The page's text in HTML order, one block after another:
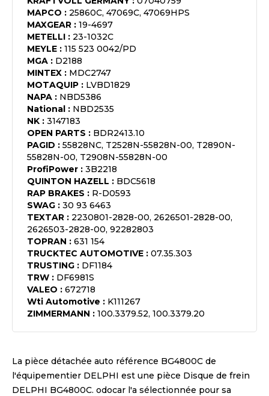
MAPCO : 25860C, 47069C, 47069HPS
MAXGEAR : 19-4697
METELLI : 23-1032C
MEYLE : 115 523 0042/PD
MGA : D2188
MINTEX : MDC2747
MOTAQUIP : LVBD1829
NAPA : NBD5386
National : NBD2535
NK : 3147183
OPEN PARTS : BDR2413.10
PAGID : 55828NC, T2528N-55828N-00, T2890N-
55828N-00, T2908N-55828N-00
ProfiPower : 3B2218
QUINTON HAZELL : BDC5618
RAP BRAKES : R-D0593
SWAG : 30 93 6463
TEXTAR : 2230801-2828-00, 2626501-2828-00,
2626503-2828-00, 92282803
TOPRAN : 631 154
TRUCKTEC AUTOMOTIVE : 07.35.303
TRUSTING : DF1184
TRW : DF6981S
VALEO : 672718
Wti Automotive : K111267
ZIMMERMANN : 100.3379.52, 100.3379.20
La pièce détachée auto référence BG4800C de
l'équipementier DELPHI est une pièce Disque de frein
DELPHI BG4800C. odocar l'a sélectionnée pour sa